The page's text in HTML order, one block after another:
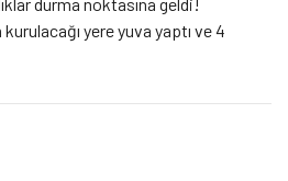
durma noktasına geldi!
yere yuva yaptı ve 4